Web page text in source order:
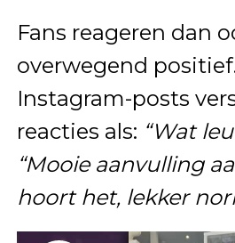
Fans reageren dan
overwegend
Instagram-posts
reacties als: “Wat
“Mooie aanvulling
hoort het, lekker